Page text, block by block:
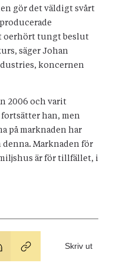
gör det väldigt svårt
oerhört tungt beslut
säger Johan
koncernen
2006 och varit
han, men
på marknaden har
denna. Marknaden för
är för tillfället, i
Skriv ut